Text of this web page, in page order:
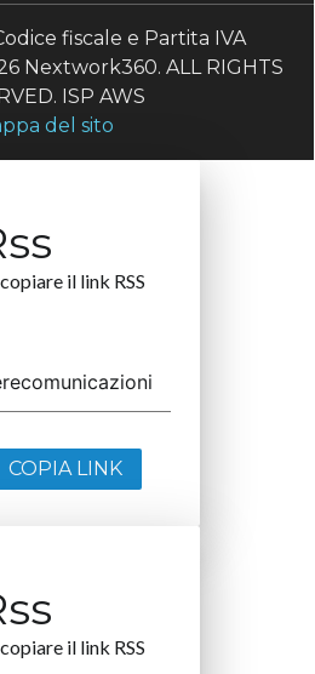
fiscale e Partita IVA
Nextwork360. ALL RIGHTS
ISP AWS
del sito
il link RSS
COPIA LINK
il link RSS